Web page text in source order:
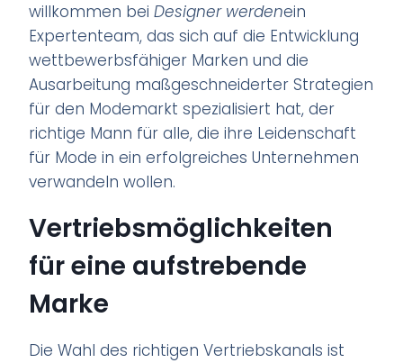
willkommen beiDesigner werdenein
Expertenteam, das sich auf die Entwicklung
wettbewerbsfähiger Marken und die
Ausarbeitung maßgeschneiderter Strategien
für den Modemarkt spezialisiert hat, der
richtige Mann für alle, die ihre Leidenschaft
für Mode in ein erfolgreiches Unternehmen
verwandeln wollen.
Vertriebsmöglichkeiten
für eine aufstrebende
Marke
Die Wahl des richtigen Vertriebskanals ist